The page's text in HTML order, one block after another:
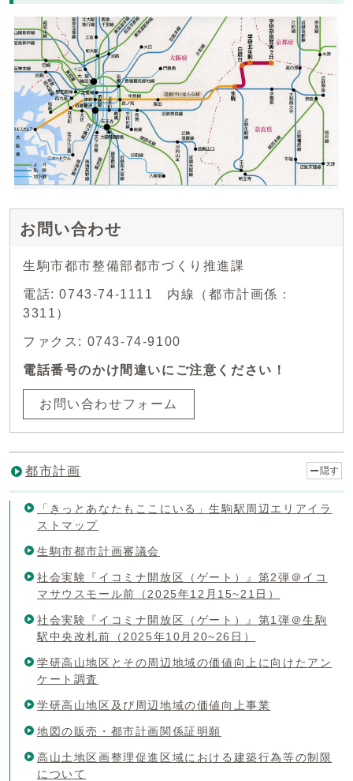
お問い合わせ
生駒市都市整備部都市づくり推進課
電話: 0743-74-1111 内線（都市計画係：
3311）
ファクス: 0743-74-9100
電話番号のかけ間違いにご注意ください！
お問い合わせフォーム
都市計画 隠す
「きっとあなたもここにいる」生駒駅周辺エリアイラ
ストマップ
生駒市都市計画審議会
社会実験『イコミナ開放区（ゲート）』第2弾＠イコ
マサウスモール前（2025年12月15~21日）
社会実験『イコミナ開放区（ゲート）』第1弾＠生駒
駅中央改札前（2025年10月20~26日）
学研高山地区とその周辺地域の価値向上に向けたアン
ケート調査
学研高山地区及び周辺地域の価値向上事業
地図の販売・都市計画関係証明願
高山土地区画整理促進区域における建築行為等の制限
について